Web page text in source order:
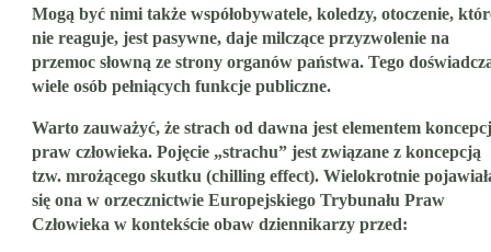
Mogą być nimi także współobywatele, koledzy, otoczenie,
nie reaguje, jest pasywne, daje milczące przyzwolenie na
przemoc słowną ze strony organów państwa. Tego
wiele osób pełniących funkcje publiczne.
Warto zauważyć, że strach od dawna jest elementem
praw człowieka. Pojęcie „strachu” jest związane z koncepcją
tzw. mrożącego skutku (chilling effect). Wielokrotnie
się ona w orzecznictwie Europejskiego Trybunału Praw
Człowieka w kontekście obaw dziennikarzy przed: